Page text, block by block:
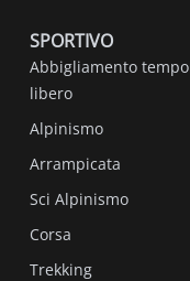
SPORTIVO
Abbigliamento tempo
libero
Alpinismo
Arrampicata
Sci Alpinismo
Corsa
Trekking